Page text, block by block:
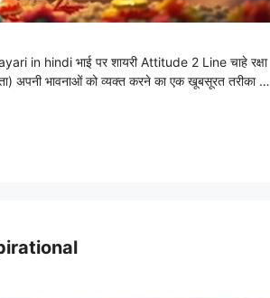
in hindi भाई पर शायरी Attitude 2 Line चाहे रक्षा
अपनी भावनाओं को व्यक्त करने का एक खूबसूरत तरीका …